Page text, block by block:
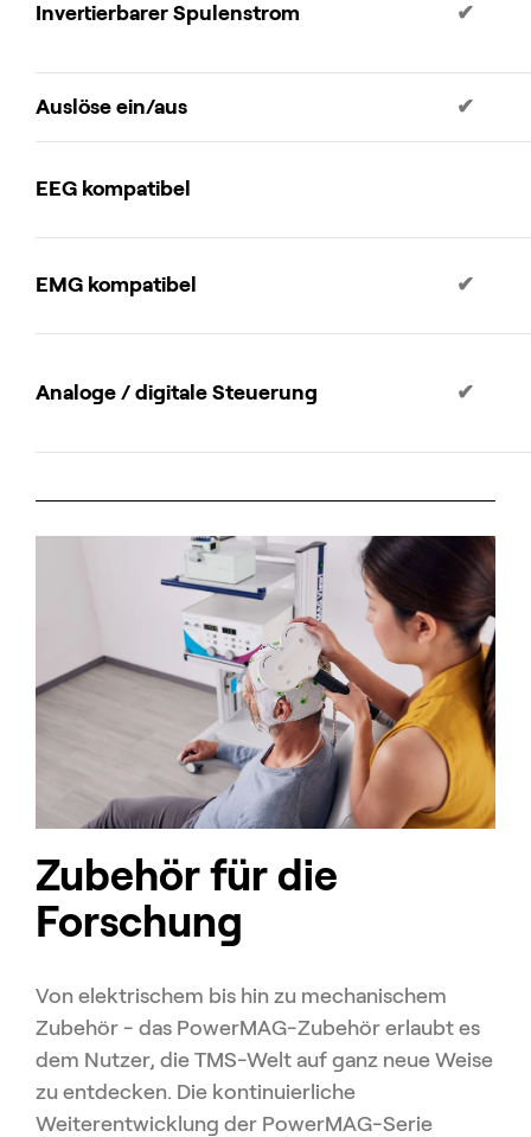
Invertierbarer Spulenstrom ✔
Auslöse ein/aus ✔
EEG kompatibel
EMG kompatibel ✔
Analoge / digitale Steuerung ✔
Zubehör für die
Forschung
Von elektrischem bis hin zu mechanischem
Zubehör - das PowerMAG-Zubehör erlaubt es
dem Nutzer, die TMS-Welt auf ganz neue Weise
zu entdecken. Die kontinuierliche
Weiterentwicklung der PowerMAG-Serie